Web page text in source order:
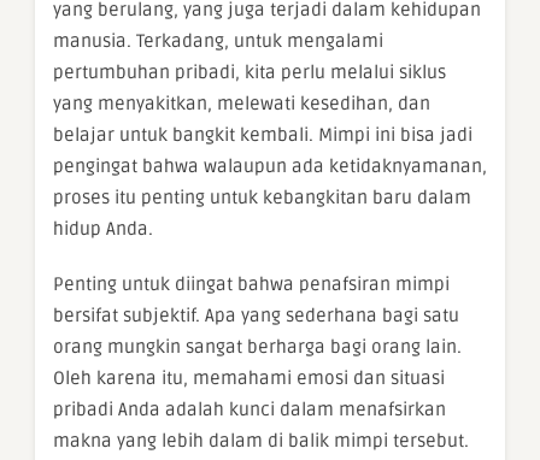
yang berulang, yang juga terjadi dalam kehidupan
manusia. Terkadang, untuk mengalami
pertumbuhan pribadi, kita perlu melalui siklus
yang menyakitkan, melewati kesedihan, dan
belajar untuk bangkit kembali. Mimpi ini bisa jadi
pengingat bahwa walaupun ada ketidaknyamanan,
proses itu penting untuk kebangkitan baru dalam
hidup Anda.
Penting untuk diingat bahwa penafsiran mimpi
bersifat subjektif. Apa yang sederhana bagi satu
orang mungkin sangat berharga bagi orang lain.
Oleh karena itu, memahami emosi dan situasi
pribadi Anda adalah kunci dalam menafsirkan
makna yang lebih dalam di balik mimpi tersebut.